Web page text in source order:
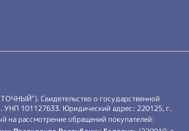
Свидетельство о государственной
УНП 101127633. Юридический адрес: 220125, г.
на рассмотрение обращений покупателей: